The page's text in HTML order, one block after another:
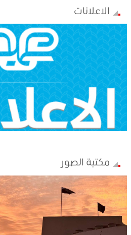
الاعلانات
مكتبة الصور